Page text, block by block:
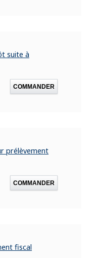
suite à
COMMANDER
prélèvement
COMMANDER
fiscal